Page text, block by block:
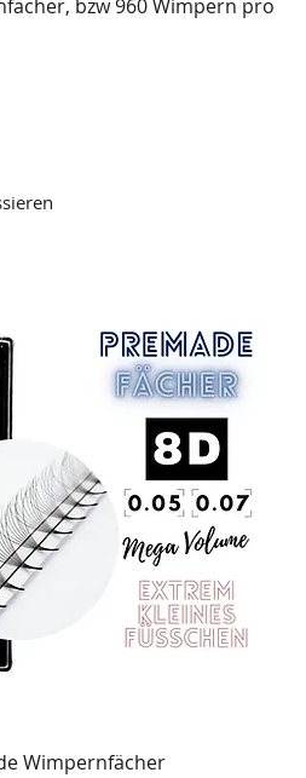
bzw 960 Wimpern pro
Wimpernfächer